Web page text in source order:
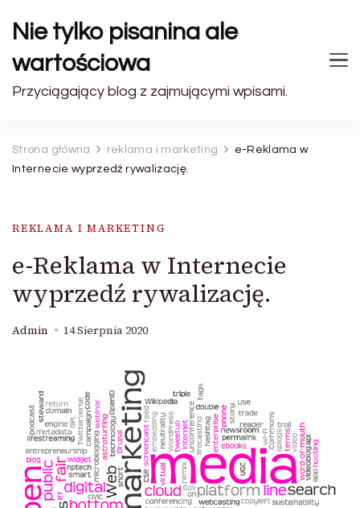
Nie tylko pisanina ale
wartościowa
Przyciągający blog z zajmującymi wpisami.
Strona główna reklama i marketing
e-Reklama w
Internecie wyprzedź rywalizację.
REKLAMA I MARKETING
e-Reklama w Internecie
wyprzedź rywalizację.
Admin 14 Sierpnia 2020